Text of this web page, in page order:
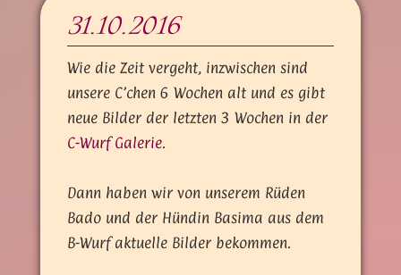
31.10.2016
Wie die Zeit vergeht, inzwischen sind
unsere C’chen 6 Wochen alt und es gibt
neue Bilder der letzten 3 Wochen in der
C-Wurf Galerie.
Dann haben wir von unserem Rüden
Bado und der Hündin Basima aus dem
B-Wurf aktuelle Bilder bekommen.